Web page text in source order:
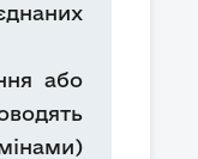
або